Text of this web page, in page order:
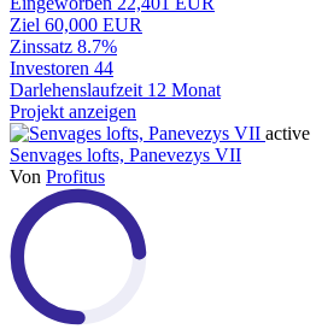
Ziel 60,000 EUR
Zinssatz 8.7%
Investoren 44
Darlehenslaufzeit 12 Monat
Projekt anzeigen
active
Senvages lofts, Panevezys VII
Von Profitus